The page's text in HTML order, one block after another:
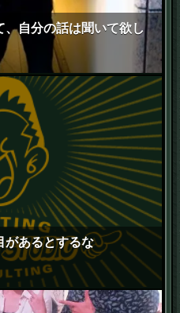
、自分の話は聞いて欲し
があるとするな